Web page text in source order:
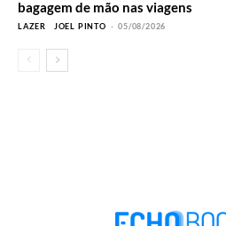
bagagem de mão nas viagens
LAZER JOEL PINTO - 05/08/2026